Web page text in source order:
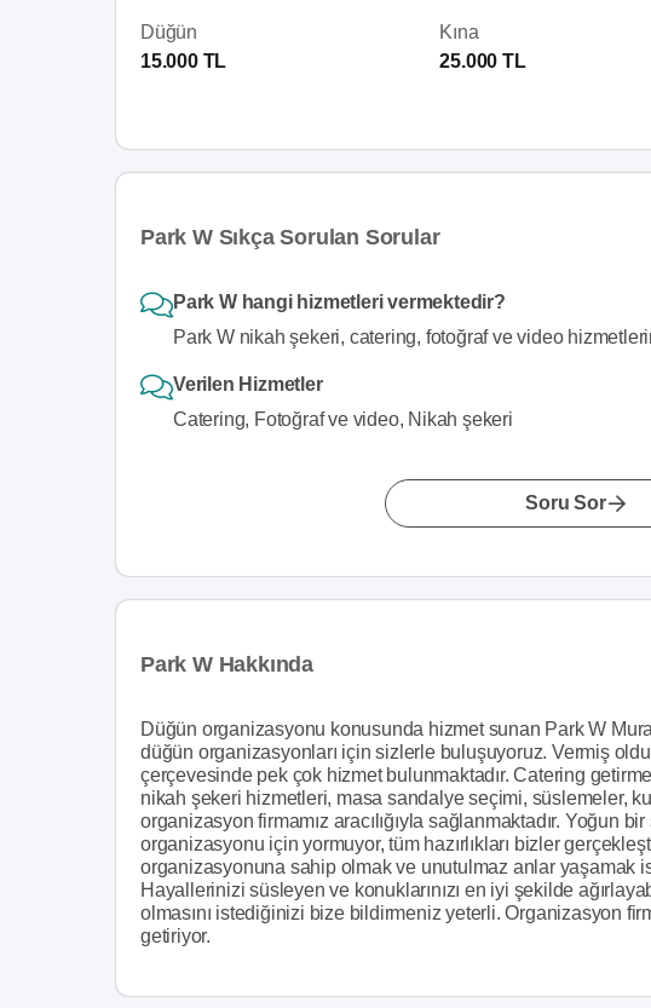
Düğün
15.000 TL
Kına
25.000 TL
Park W Sıkça Sorulan Sorular
Park W hangi hizmetleri vermektedir?
Park W nikah şekeri, catering, fotoğraf ve video
Verilen Hizmetler
Catering, Fotoğraf ve video, Nikah şekeri
Soru Sor
Park W Hakkında
Düğün organizasyonu konusunda hizmet sunan Park W
düğün organizasyonları için sizlerle buluşuyoruz. Vermiş
çerçevesinde pek çok hizmet bulunmaktadır. Catering
nikah şekeri hizmetleri, masa sandalye seçimi, süslemeler,
organizasyon firmamız aracılığıyla sağlanmaktadır. Yoğun
organizasyonu için yormuyor, tüm hazırlıkları bizler
organizasyonuna sahip olmak ve unutulmaz anlar yaşamak
Hayallerinizi süsleyen ve konuklarınızı en iyi şekilde
olmasını istediğinizi bize bildirmeniz yeterli. Organizasyon
getiriyor.